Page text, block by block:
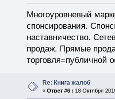
Многоуровневый
спонсирования.
наставничество.
продаж. Прямые
торговля=публичной
Re: Книга жалоб
« Ответ #6 : 18 Октября